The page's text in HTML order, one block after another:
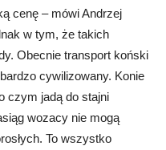
cenę – mówi Andrzej
w tym, że takich
Obecnie transport koński
cywilizowany. Konie
czym jadą do stajni
wozacy nie mogą
To wszystko